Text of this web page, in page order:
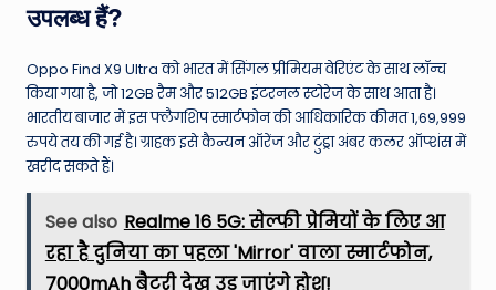
उपलब्ध हैं?
Oppo Find X9 Ultra को भारत में सिंगल प्रीमियम वेरिएंट के साथ लॉन्च
किया गया है, जो 12GB रैम और 512GB इंटरनल स्टोरेज के साथ आता है।
भारतीय बाजार में इस फ्लैगशिप स्मार्टफोन की आधिकारिक कीमत 1,69,999
रुपये तय की गई है। ग्राहक इसे कैन्यन ऑरेंज और टुंड्रा अंबर कलर ऑप्शंस में
खरीद सकते हैं।
See also Realme 16 5G: सेल्फी प्रेमियों के लिए आ
रहा है दुनिया का पहला 'Mirror' वाला स्मार्टफोन,
7000mAh बैटरी देख उड़ जाएंगे होश!